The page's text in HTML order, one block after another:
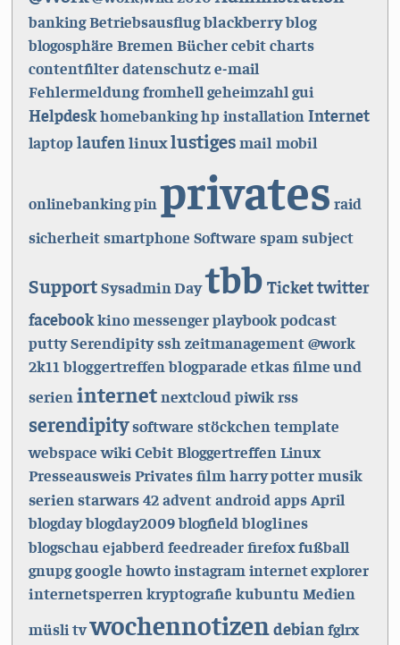
bankingBetriebsausflugblackberryblog
blogosphäre Bremen Büchercebitcharts
contentfilterdatenschutze-mail
Fehlermeldungfromhell geheimzahl gui
Helpdeskhomebankinghpinstallation Internet
laptoplaufenlinuxlustigesmail mobil
onlinebankingpin privates raid
sicherheitsmartphone Software spam subject
SupportSysadmin Daytbb Tickettwitter
facebookkinomessengerplaybookpodcast
puttySerendipityssh zeitmanagement@work
2k11 bloggertreffen blogparade etkasfilme und
serien internetnextcloud piwikrss
serendipitysoftware stöckchen template
webspace wiki CebitBloggertreffen Linux
PresseausweisPrivatesfilmharry pottermusik
serien starwars42adventandroid appsApril
blogdayblogday2009blogfield bloglines
blogschauejabberd feedreaderfirefoxfußball
gnupggoogle howtoinstagram internet explorer
internetsperren kryptografie kubuntuMedien
müsli tvwochennotizen debianfglrx